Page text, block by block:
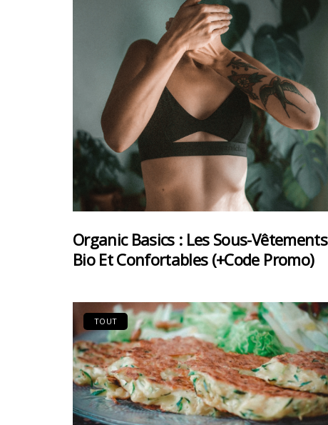
Organic Basics : Les Sous-Vêtements
Bio Et Confortables (+code Promo)
TOUT